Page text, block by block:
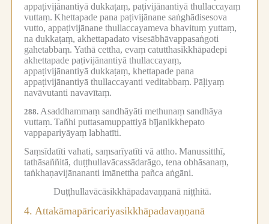
appaṭivijānantiyā dukkaṭaṃ, paṭivijānantiyā thullaccayaṃ
vuttaṃ. Khettapade pana paṭivijānane saṅghādisesova
vutto, appaṭivijānane thullaccayameva bhavituṃ yuttaṃ,
na dukkaṭaṃ, akhettapadato visesābhāvappasaṅgoti
gahetabbaṃ. Yathā cettha, evaṃ catutthasikkhāpadepi
akhettapade paṭivijānantiyā thullaccayaṃ,
appaṭivijānantiyā dukkaṭaṃ, khettapade pana
appaṭivijānantiyā thullaccayanti veditabbaṃ. Pāḷiyaṃ
navāvutanti navavītaṃ.
288. Asaddhammaṃ sandhāyāti methunaṃ sandhāya
vuttaṃ. Tañhi puttasamuppattiyā bījanikkhepato
vappapariyāyaṃ labhatīti.
Saṃsīdatīti vahati, saṃsarīyatīti vā attho. Manussitthī,
tathāsaññitā, duṭṭhullavācassādarāgo, tena obhāsanaṃ,
taṅkhaṇavijānananti imānettha pañca aṅgāni.
Duṭṭhullavācāsikkhāpadavaṇṇanā niṭṭhitā.
4. Attakāmapāricariyasikkhāpadavaṇṇanā